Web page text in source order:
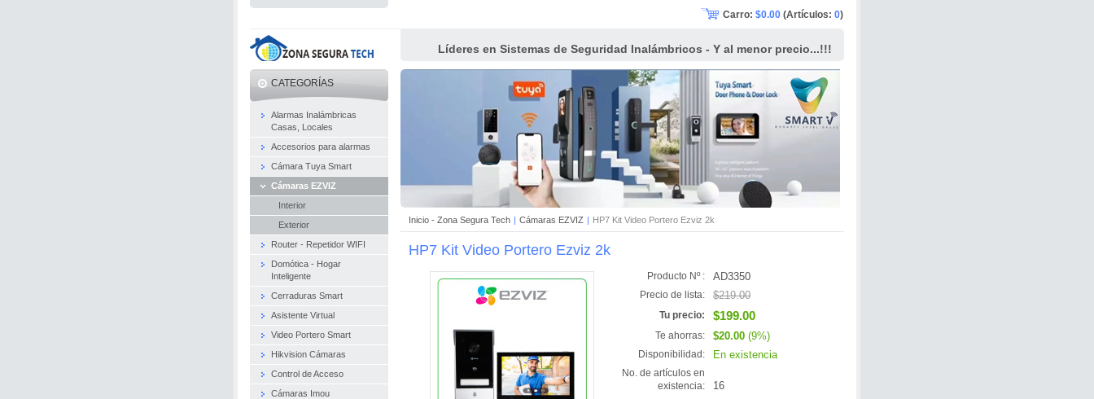
Líderes en Sistemas de Seguridad Inalámbricos - Y al menor precio...!!!
Inicio - Zona Segura Tech | Cámaras EZVIZ | HP7 Kit Video Portero Ezviz 2k
HP7 Kit Video Portero Ezviz 2k
Producto Nº : AD3350
Precio de lista: $219.00
Tu precio: $199.00
Te ahorras: $20.00 (9%)
Disponibilidad: En existencia
No. de artículos en
existencia:
16
CATEGORÍAS
Alarmas Inalámbricas
Casas, Locales
Accesorios para alarmas
Cámara Tuya Smart
Cámaras EZVIZ
Interior
Exterior
Router - Repetidor WIFI
Domótica - Hogar
Inteligente
Cerraduras Smart
Asistente Virtual
Video Portero Smart
Hikvision Cámaras
Control de Acceso
Cámaras Imou
Carro: $0.00 (Artículos: 0)